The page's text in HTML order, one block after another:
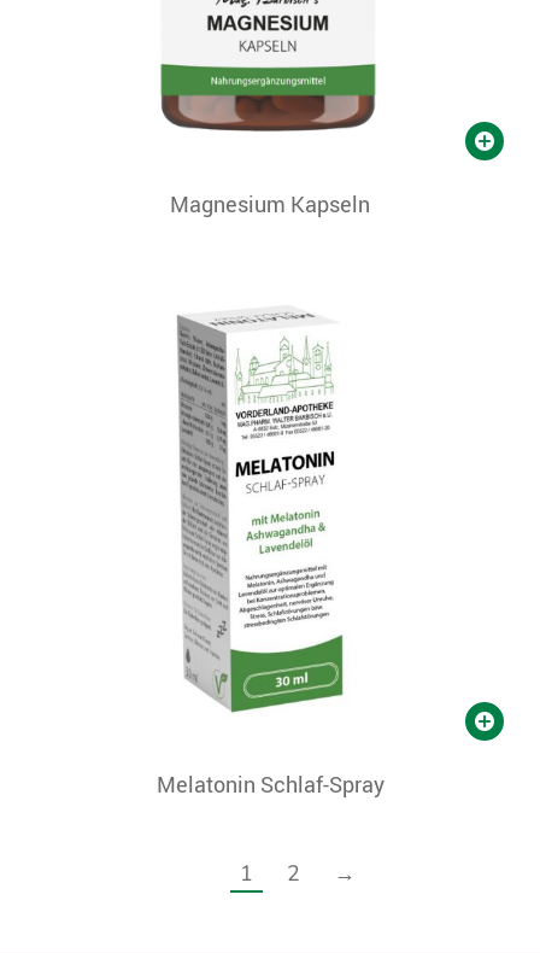
Magnesium Kapseln
Melatonin Schlaf-Spray
1 2 →